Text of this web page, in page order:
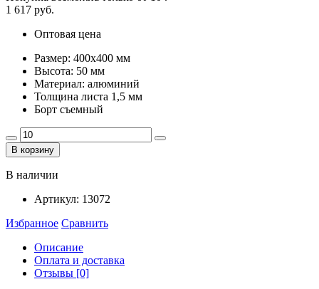
1 617 руб.
Оптовая цена
Размер: 400x400 мм
Высота: 50 мм
Материал: алюминий
Толщина листа 1,5 мм
Борт съемный
В корзину
В наличии
Артикул: 13072
Избранное Сравнить
Описание
Оплата и доставка
Отзывы [0]